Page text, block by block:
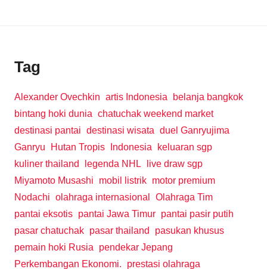
Tag
Alexander Ovechkin artis Indonesia
belanja bangkok
bintang hoki dunia chatuchak weekend market
destinasi pantai destinasi wisata duel Ganryujima
Ganryu
Hutan Tropis Indonesia
keluaran sgp
kuliner thailand
legenda NHL
live draw sgp
Miyamoto Musashi
mobil listrik motor premium
Nodachi olahraga internasional
Olahraga Tim
pantai eksotis pantai Jawa Timur pantai pasir putih
pasar chatuchak pasar thailand
pasukan khusus
pemain hoki Rusia pendekar Jepang
Perkembangan Ekonomi.
prestasi olahraga